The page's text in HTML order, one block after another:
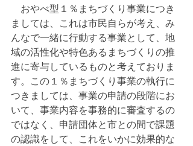
おやべ型１％まちづくり事業につき
ましては、これは市民自らが考え、み
んなで一緒に行動する事業として、地
域の活性化や特色あるまちづくりの推
進に寄与しているものと考えておりま
す。この１％まちづくり事業の執行に
つきましては、事業の申請の段階にお
いて、事業内容を事務的に審査するの
ではなく、申請団体と市との間で課題
の認識をして、これをいかに効果的な